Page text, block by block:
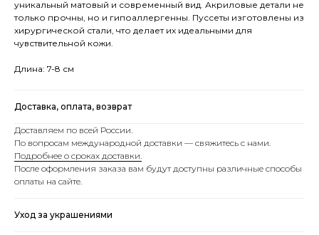
уникальный матовый и современный вид. Акриловые детали не
только прочны, но и гипоаллергенны. Пуссеты изготовлены из
хирургической стали, что делает их идеальными для
чувствительной кожи.
Длина: 7-8 см
Доставка, оплата, возврат
Доставляем по всей России.
По вопросам международной доставки — свяжитесь с нами.
Подробнее о сроках доставки.
После оформления заказа вам будут доступны различные способы
оплаты на сайте.
Уход за украшениями